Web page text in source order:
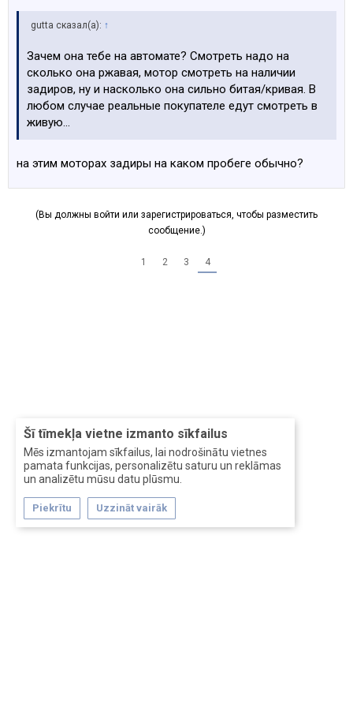
Šī tīmekļa vietne izmanto sīkfailus
Mēs izmantojam sīkfailus, lai nodrošinātu vietnes
pamata funkcijas, personalizētu saturu un reklāmas
un analizētu mūsu datu plūsmu.
Piekrītu Uzzināt vairāk
gutta сказал(а): ↑
Зачем она тебе на автомате? Смотреть надо на
сколько она ржавая, мотор смотреть на наличии
задиров, ну и насколько она сильно битая/кривая. В
любом случае реальные покупателе едут смотреть в
живую...
на этим моторах задиры на каком пробеге обычно?
(Вы должны войти или зарегистрироваться, чтобы разместить
сообщение.)
1 2 3 4